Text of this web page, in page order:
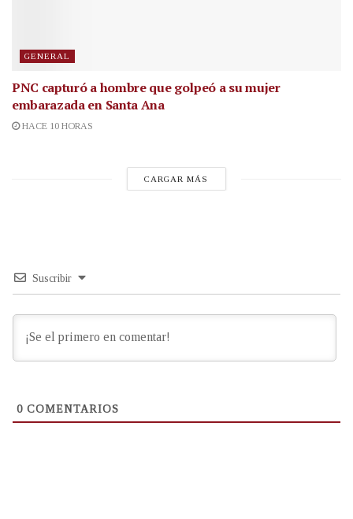
GENERAL
PNC capturó a hombre que golpeó a su mujer
embarazada en Santa Ana
HACE 10 HORAS
CARGAR MÁS
Suscribir
0 COMENTARIOS